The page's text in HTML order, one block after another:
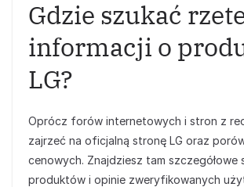
Gdzie szukać
informacji o
LG?
Oprócz forów internetowych i stron z
zajrzeć na oficjalną stronę LG oraz
cenowych. Znajdziesz tam szczegółowe
produktów i opinie zweryfikowanych